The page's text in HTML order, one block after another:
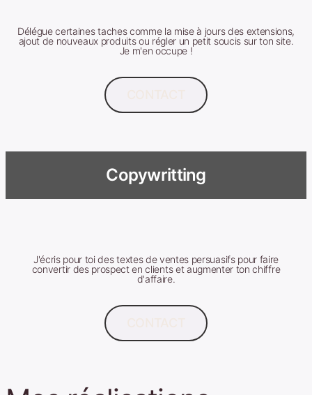
Délégue certaines taches comme la mise à jours des extensions,
ajout de nouveaux produits ou régler un petit soucis sur ton site.
Je m'en occupe !
Copywritting
J'écris pour toi des textes de ventes persuasifs pour faire
convertir des prospect en clients et augmenter ton chiffre
d'affaire.